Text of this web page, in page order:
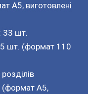
А5, виготовлені
33 шт.
шт. (формат 110
(формат А5,